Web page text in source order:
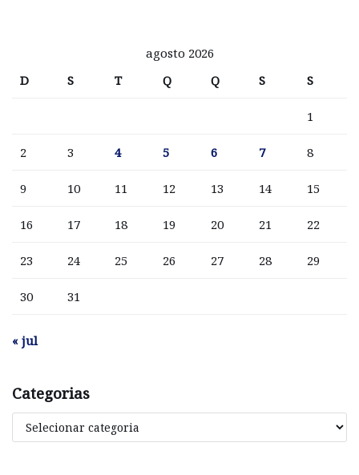
agosto 2026
D
S T Q Q S S
1
2 3 4 5 6 7 8
9 10 11 12 13 14 15
16 17 18 19 20 21 22
23 24 25 26 27 28 29
30 31
« jul
Categorias